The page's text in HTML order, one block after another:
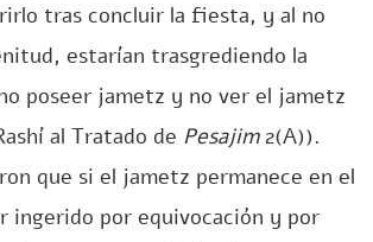
tras concluir la fiesta, y al no
estarían trasgrediendo la
poseer jametz y no ver el jametz
al Tratado de Pesajim 2(A)).
que si el jametz permanece en el
ingerido por equivocación y por